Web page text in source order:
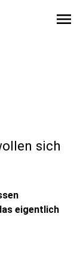
menu
sich
eigentlich